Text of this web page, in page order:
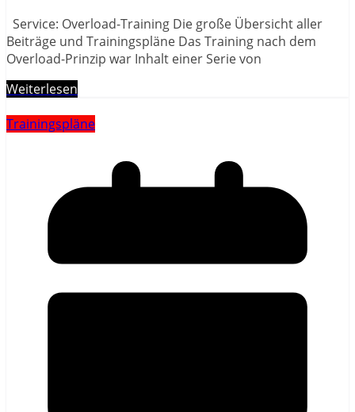
Service: Overload-Training Die große Übersicht aller
Beiträge und Trainingspläne Das Training nach dem
Overload-Prinzip war Inhalt einer Serie von
Weiterlesen
Trainingspläne